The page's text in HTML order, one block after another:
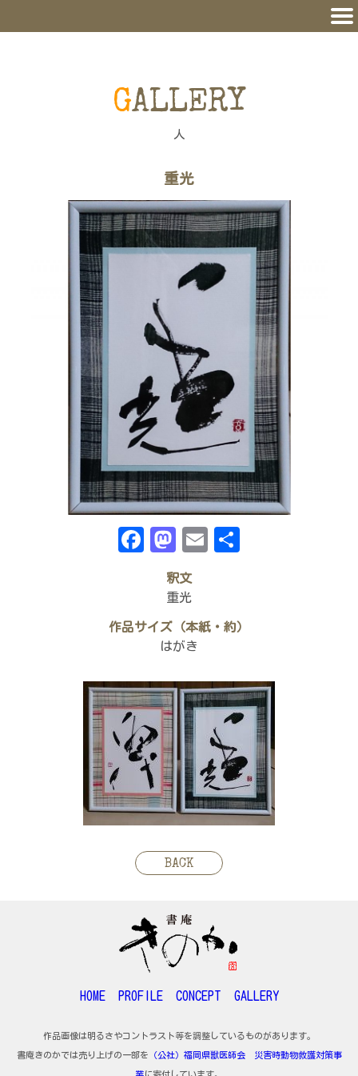
GALLERY
人
重光
Facebook Mastodon Email
釈文
重光
作品サイズ（本紙・約）
はがき
BACK
HOME PROFILE CONCEPT GALLERY
作品画像は明るさやコントラスト等を調整しているものがあります。
書庵きのかでは売り上げの一部を （公社）福岡県獣医師会 災害時動物救護対策事
業に寄付しています。